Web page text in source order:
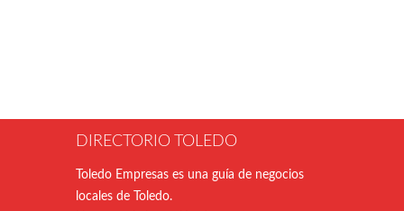
DIRECTORIO TOLEDO
Toledo Empresas es una guía de negocios
locales de Toledo.